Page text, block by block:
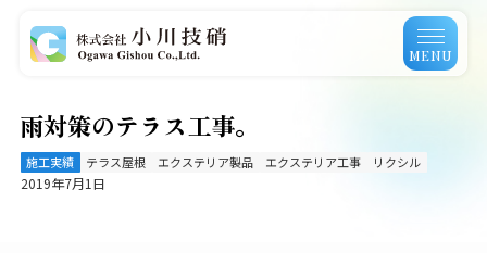
MENU
雨対策のテラス工事。
施工実績 テラス屋根 エクステリア製品 エクステリア工事 リクシル
2019年7月1日